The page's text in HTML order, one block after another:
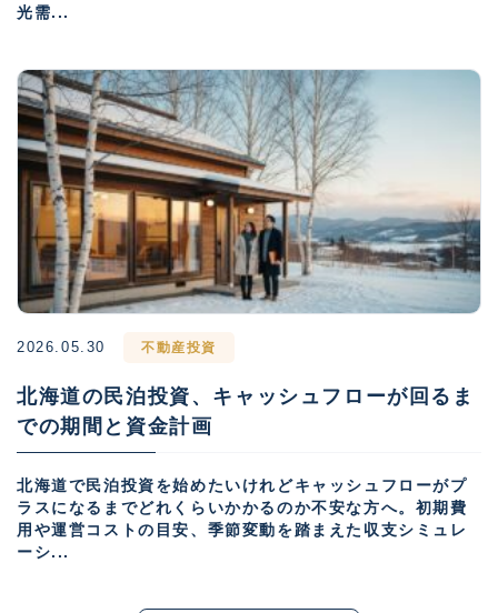
光需...
2026.05.30 不動産投資
北海道の民泊投資、キャッシュフローが回るま
での期間と資金計画
北海道で民泊投資を始めたいけれどキャッシュフローがプ
ラスになるまでどれくらいかかるのか不安な方へ。初期費
用や運営コストの目安、季節変動を踏まえた収支シミュレ
ーシ...